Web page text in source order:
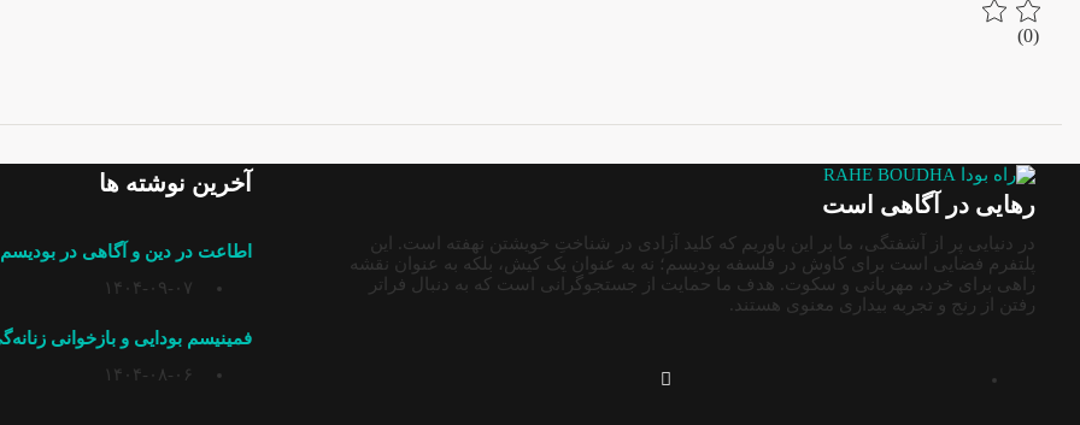
(0)
رهایی در آگاهی است
در دنیایی پر از آشفتگی، ما بر این باوریم که کلید آزادی در شناختِ خویشتن نهفته است. این
پلتفرم فضایی است برای کاوش در فلسفه بودیسم؛ نه به عنوان یک کیش، بلکه به عنوان نقشه
راهی برای خرد، مهربانی و سکوت. هدف ما حمایت از جستجوگرانی است که به دنبال فراتر
رفتن از رنج و تجربه بیداری معنوی هستند.
آخرین نوشته ها
اطاعت در دین و آگاهی در
فمینیسم بودایی و بازخوانی